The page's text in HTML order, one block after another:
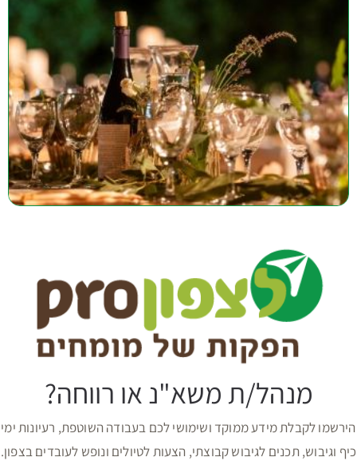
מנהל/ת משא"נ או רווחה?
הירשמו לקבלת מידע ממוקד ושימושי לכם בעבודה השוטפת, רעיונות ימי
כיף וגיבוש, תכנים לגיבוש קבוצתי, הצעות לטיולים ונופש לעובדים בצפון.